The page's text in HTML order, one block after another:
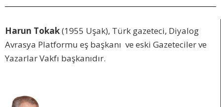
Harun Tokak(1955 Uşak), Türk gazeteci, Diyalog
Avrasya Platformu eş başkanı ve eski Gazeteciler ve
Yazarlar Vakfı başkanıdır.